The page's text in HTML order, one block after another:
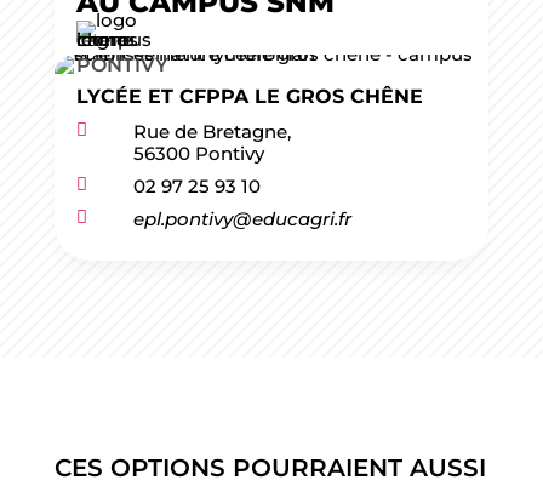
PONTIVY
LYCÉE ET CFPPA LE GROS CHÊNE

Rue de Bretagne,
56300 Pontivy
 02 97 25 93 10
 epl.pontivy@educagri.fr
CES OPTIONS POURRAIENT AUSSI